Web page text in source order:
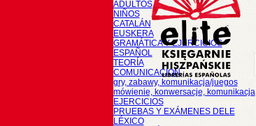
ADULTOS
NIÑOS
CATALÁN
EUSKERA
GRAMÁTICA Y EJERCICIOS
ESPAÑOL
TEORÍA
COMUNICACIÓN
gry, zabawy, komunikacja/juegos
mówienie, konwersacje, komunikacja
EJERCICIOS
PRUEBAS Y EXÁMENES DELE
LÉXICO